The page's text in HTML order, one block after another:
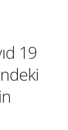
19